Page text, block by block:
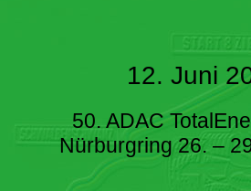
12. Juni
50. ADAC
Nürburgring 26. –